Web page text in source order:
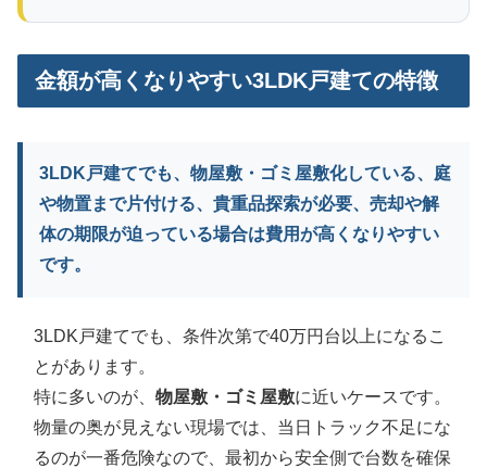
金額が高くなりやすい3LDK戸建ての特徴
3LDK戸建てでも、物屋敷・ゴミ屋敷化している、庭
や物置まで片付ける、貴重品探索が必要、売却や解
体の期限が迫っている場合は費用が高くなりやすい
です。
3LDK戸建てでも、条件次第で40万円台以上になるこ
とがあります。
特に多いのが、 物屋敷・ゴミ屋敷に近いケースです。
物量の奥が見えない現場では、当日トラック不足にな
るのが一番危険なので、最初から安全側で台数を確保